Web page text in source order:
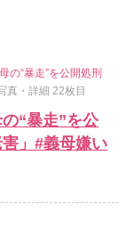
“暴走”を公開処刑
真・詳細 22枚目
“暴走”を公
」#義母嫌い